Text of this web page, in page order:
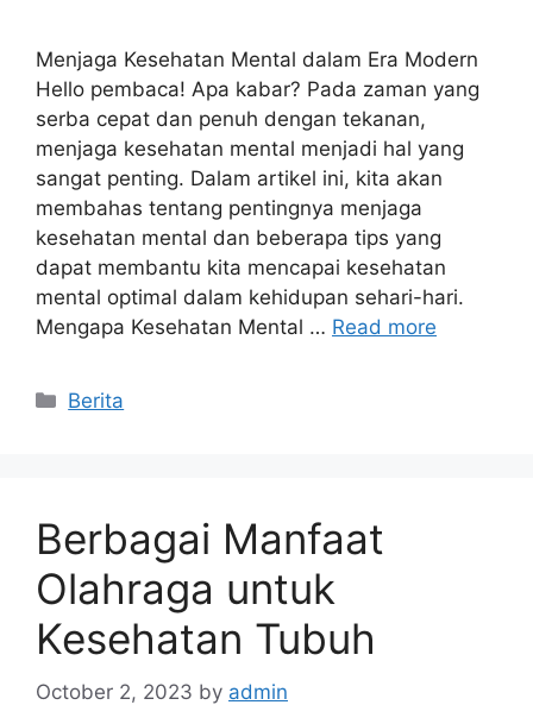
Menjaga Kesehatan Mental dalam Era Modern
Hello pembaca! Apa kabar? Pada zaman yang
serba cepat dan penuh dengan tekanan,
menjaga kesehatan mental menjadi hal yang
sangat penting. Dalam artikel ini, kita akan
membahas tentang pentingnya menjaga
kesehatan mental dan beberapa tips yang
dapat membantu kita mencapai kesehatan
mental optimal dalam kehidupan sehari-hari.
Mengapa Kesehatan Mental … Read more
Categories
Berita
Berbagai Manfaat
Olahraga untuk
Kesehatan Tubuh
October 2, 2023 by admin